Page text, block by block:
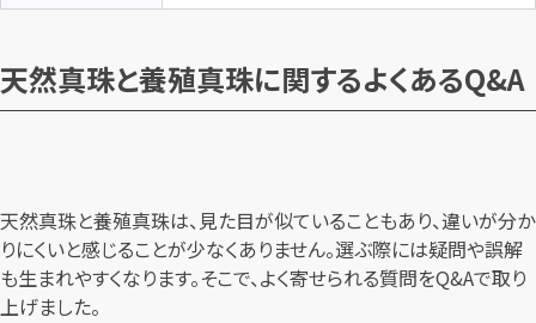
天然真珠と養殖真珠に関するよくあるQ&A
天然真珠と養殖真珠は、見た目が似ていることもあり、違いが分か
りにくいと感じることが少なくありません。選ぶ際には疑問や誤解
も生まれやすくなります。そこで、よく寄せられる質問をQ&Aで取り
上げました。